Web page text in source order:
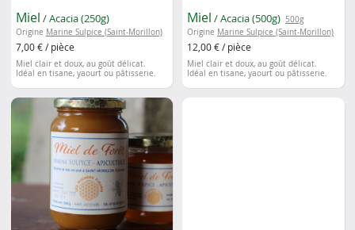
Miel / Acacia (250g)
Origine Marine Sulpice (Saint-Morillon)
7,00 € / pièce
Miel clair et doux, au goût délicat.
Idéal en tisane, yaourt ou pâtisserie.
Miel / Acacia (500g) 500g
Origine Marine Sulpice (Saint-Morillon)
12,00 € / pièce
Miel clair et doux, au goût délicat.
Idéal en tisane, yaourt ou pâtisserie.